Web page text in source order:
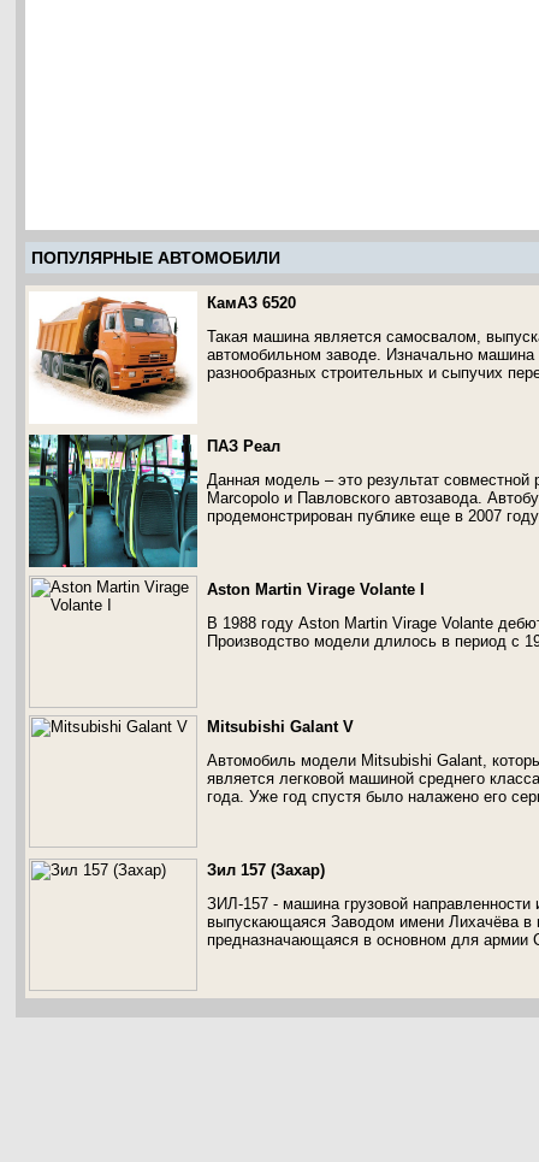
ПОПУЛЯРНЫЕ АВТОМОБИЛИ
КамАЗ 6520
Такая машина является самосвалом,
автомобильном заводе. Изначально машина
разнообразных строительных и сыпучих
ПАЗ Реал
Данная модель – это результат совместной
Marcopolo и Павловского автозавода.
продемонстрирован публике еще в 2007
Aston Martin Virage Volante I
В 1988 году Aston Martin Virage Volante
Производство модели длилось в период с
Mitsubishi Galant V
Автомобиль модели Mitsubishi Galant,
является легковой машиной среднего
года. Уже год спустя было налажено его
Зил 157 (Захар)
ЗИЛ-157 - машина грузовой
выпускающаяся Заводом имени Лихачёва в
предназначающаяся в основном для армии